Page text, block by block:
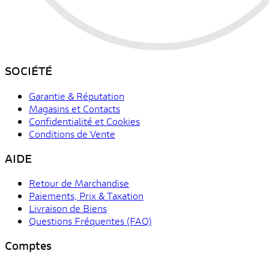
SOCIÉTÉ
Garantie & Réputation
Magasins et Contacts
Confidentialité et Cookies
Conditions de Vente
AIDE
Retour de Marchandise
Paiements, Prix & Taxation
Livraison de Biens
Questions Fréquentes (FAQ)
Comptes